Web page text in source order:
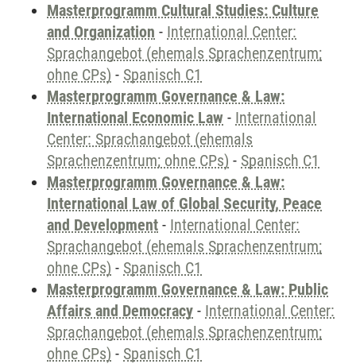
Masterprogramm Cultural Studies: Culture
and Organization - International Center:
Sprachangebot (ehemals Sprachenzentrum;
ohne CPs) - Spanisch C1
Masterprogramm Governance & Law:
International Economic Law - International
Center: Sprachangebot (ehemals
Sprachenzentrum; ohne CPs) - Spanisch C1
Masterprogramm Governance & Law:
International Law of Global Security, Peace
and Development - International Center:
Sprachangebot (ehemals Sprachenzentrum;
ohne CPs) - Spanisch C1
Masterprogramm Governance & Law: Public
Affairs and Democracy - International Center:
Sprachangebot (ehemals Sprachenzentrum;
ohne CPs) - Spanisch C1